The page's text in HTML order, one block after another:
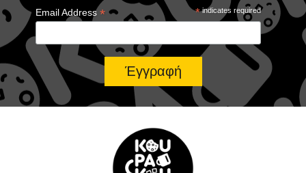
*indicates required
Email Address*